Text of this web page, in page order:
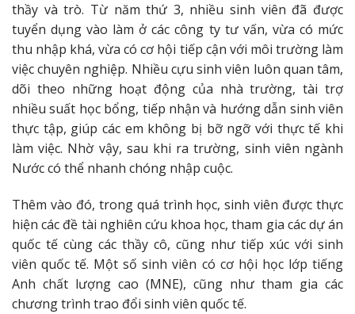
thầy và trò. Từ năm thứ 3, nhiều sinh viên đã được
tuyển dụng vào làm ở các công ty tư vấn, vừa có mức
thu nhập khá, vừa có cơ hội tiếp cận với môi trường làm
việc chuyên nghiệp. Nhiều cựu sinh viên luôn quan tâm,
dõi theo những hoạt động của nhà trường, tài trợ
nhiều suất học bổng, tiếp nhận và hướng dẫn sinh viên
thực tập, giúp các em không bị bỡ ngỡ với thực tế khi
làm việc. Nhờ vậy, sau khi ra trường, sinh viên ngành
Nước có thể nhanh chóng nhập cuộc.
Thêm vào đó, trong quá trình học, sinh viên được thực
hiện các đề tài nghiên cứu khoa học, tham gia các dự án
quốc tế cùng các thầy cô, cũng như tiếp xúc với sinh
viên quốc tế. Một số sinh viên có cơ hội học lớp tiếng
Anh chất lượng cao (MNE), cũng như tham gia các
chương trình trao đổi sinh viên quốc tế.